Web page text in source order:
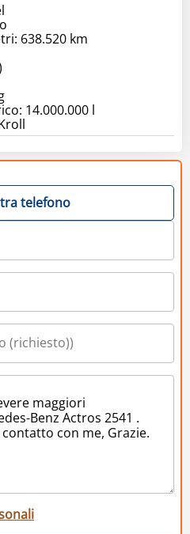
638.520 km
14.000.000 l
telefono